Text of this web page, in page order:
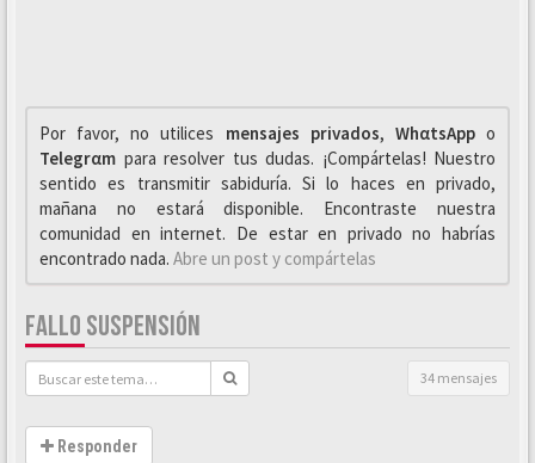
Por favor, no utilices mensajes privados, WhαtsAppo
Telegrαm para resolver tus dudas. ¡Compártelas! Nuestro
sentido es transmitir sabiduría. Si lo haces en privado,
mañana no estará disponible. Encontraste nuestra
comunidad en internet. De estar en privado no habrías
encontrado nada. Abre un post y compártelas
FALLO SUSPENSIÓN
34 mensajes
Responder